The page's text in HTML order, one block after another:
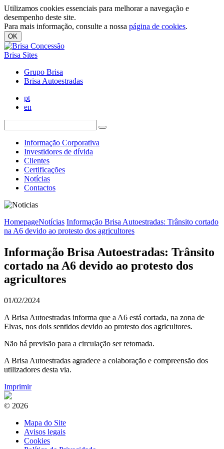
Utilizamos cookies essenciais para melhorar a navegação e
desempenho deste site.
Para mais informação, consulte a nossa página de cookies.
OK
Brisa Sites
Grupo Brisa
Brisa Autoestradas
pt
en
Informação Corporativa
Investidores de dívida
Clientes
Certificações
Notícias
Contactos
HomepageNotícias Informação Brisa Autoestradas: Trânsito cortado
na A6 devido ao protesto dos agricultores
Informação Brisa Autoestradas: Trânsito
cortado na A6 devido ao protesto dos
agricultores
01/02/2024
A Brisa Autoestradas informa que a A6 está cortada, na zona de
Elvas, nos dois sentidos devido ao protesto dos agricultores.
Não há previsão para a circulação ser retomada.
A Brisa Autoestradas agradece a colaboração e compreensão dos
utilizadores desta via.
Imprimir
© 2026
Mapa do Site
Avisos legais
Cookies